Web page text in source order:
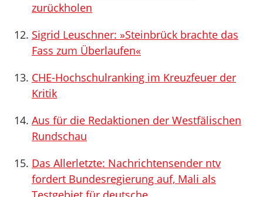
zurückholen
Sigrid Leuschner: »Steinbrück brachte das
Fass zum Überlaufen«
CHE-Hochschulranking im Kreuzfeuer der
Kritik
Aus für die Redaktionen der Westfälischen
Rundschau
Das Allerletzte: Nachrichtensender ntv
fordert Bundesregierung auf, Mali als